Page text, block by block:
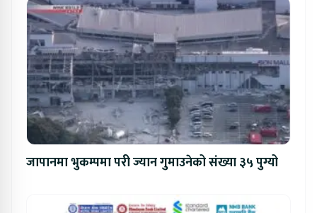
जापानमा भुकम्पमा परी ज्यान गुमाउनेको संख्या ३५ पुग्यो